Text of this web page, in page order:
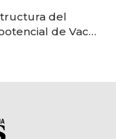
del
de Vaca